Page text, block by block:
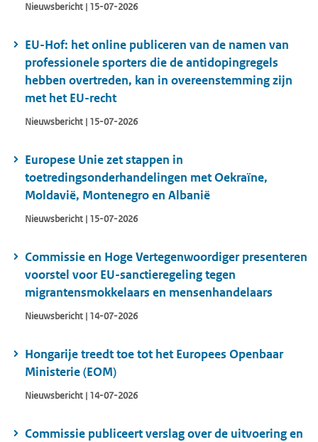
Nieuwsbericht | 15-07-2026
EU-Hof: het online publiceren van de namen van
professionele sporters die de antidopingregels
hebben overtreden, kan in overeenstemming zijn
met het EU-recht
Nieuwsbericht | 15-07-2026
Europese Unie zet stappen in
toetredingsonderhandelingen met Oekraïne,
Moldavië, Montenegro en Albanië
Nieuwsbericht | 15-07-2026
Commissie en Hoge Vertegenwoordiger presenteren
voorstel voor EU-sanctieregeling tegen
migrantensmokkelaars en mensenhandelaars
Nieuwsbericht | 14-07-2026
Hongarije treedt toe tot het Europees Openbaar
Ministerie (EOM)
Nieuwsbericht | 14-07-2026
Commissie publiceert verslag over de uitvoering en